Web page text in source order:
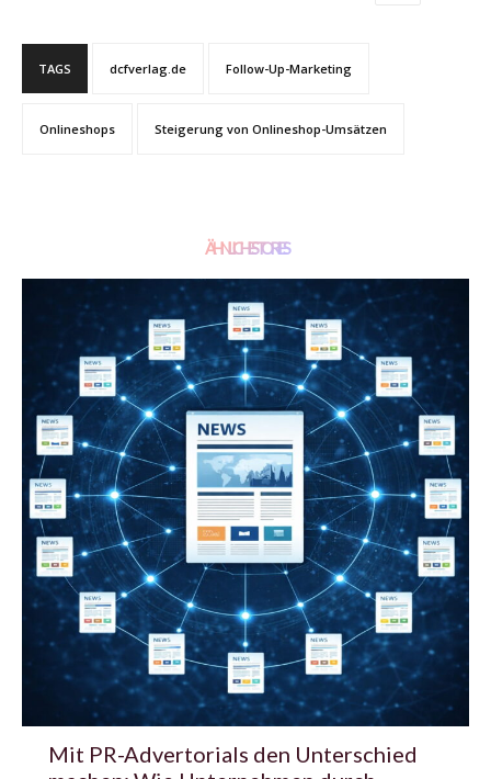
TAGS dcfverlag.de Follow-Up-Marketing
Onlineshops Steigerung von Onlineshop-Umsätzen
ÄHNLICHE STORIES
Mit PR-Advertorials den Unterschied